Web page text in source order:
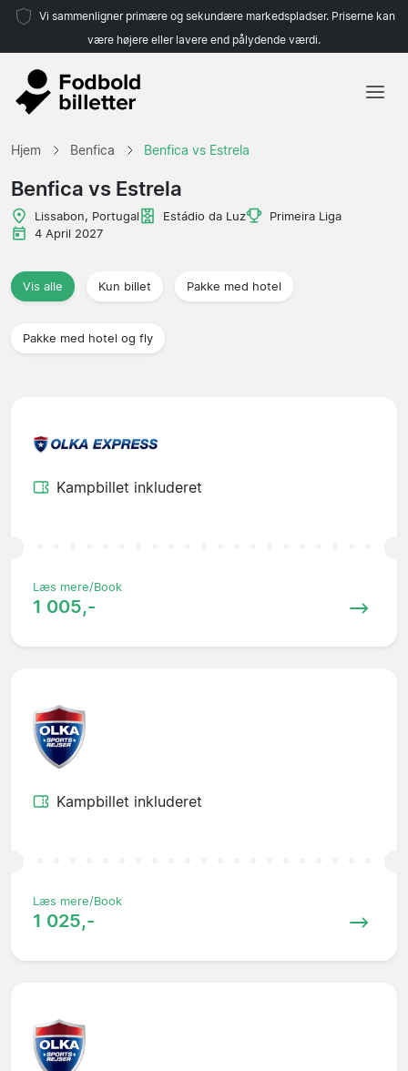
Vi sammenligner primære og sekundære markedspladser. Priserne kan
være højere eller lavere end pålydende værdi.
Hjem Benfica Benfica vs Estrela
Benfica vs Estrela
Lissabon, Portugal Estádio da Luz
Primeira Liga
4 April 2027
Vis alle Kun billet Pakke med hotel
Pakke med hotel og fly
Kampbillet inkluderet
Læs mere/Book
1 005,-
Kampbillet inkluderet
Læs mere/Book
1 025,-